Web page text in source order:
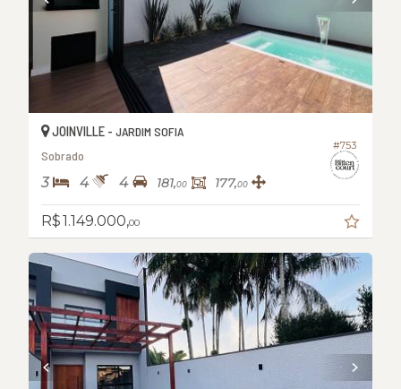
#753
JOINVILLE - JARDIM SOFIA
Sobrado
3 4 4 181,00 177,00
R$ 1.149.000,00